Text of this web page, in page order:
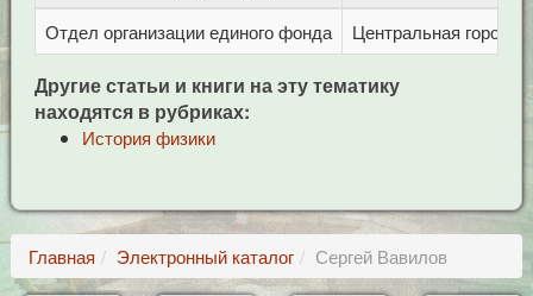
Отдел организации единого фонда Центральная
Другие статьи и книги на эту тематику
находятся в рубриках:
История физики
Главная Электронный каталог Сергей Вавилов